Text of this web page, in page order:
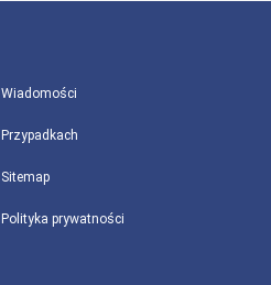
Wiadomości
Przypadkach
Sitemap
Polityka prywatności